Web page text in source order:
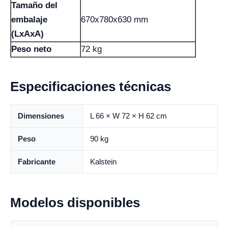
Tamaño del
embalaje
(LxAxA)
670x780x630 mm
Peso neto 72 kg
Especificaciones técnicas
Dimensiones L 66 × W 72 × H 62 cm
Peso 90 kg
Fabricante Kalstein
Modelos disponibles